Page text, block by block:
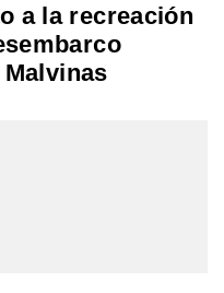
a la recreación